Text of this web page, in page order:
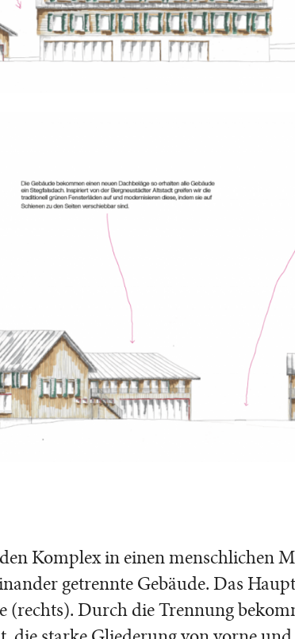
Komplex in einen menschlichen
getrennte Gebäude. Das
(rechts). Durch die Trennung